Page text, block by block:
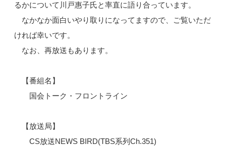
るかについて川戸惠子氏と率直に語り合っています。
なかなか面白いやり取りになってますので、ご覧いただ
ければ幸いです。
なお、再放送もあります。
【番組名】
国会トーク・フロントライン
【放送局】
CS放送NEWS BIRD(TBS系列Ch.351)